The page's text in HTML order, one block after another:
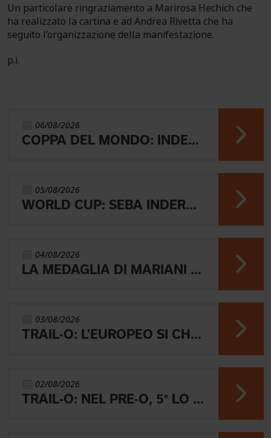
06/08/2026
COPPA DEL MONDO: INDERST 45° VINCONO AEBERSOLD E SVENSK
05/08/2026
WORLD CUP: SEBA INDERST ACCEDE ALLA FINALE A
04/08/2026
LA MEDAGLIA DI MARIANI E QUEL RICORDO CHE NON SVANISCE.
03/08/2026
TRAIL-O: L'EUROPEO SI CHIUDE CON L'ARGENTO JUNIOR, IL 4° PARALIMPICO E 5° OPEN
02/08/2026
TRAIL-O: NEL PRE-O, 5° LO JUNIOR LAMBERTINI E AARON GAIO 8°. NEI PARALIMPICI 20° GALVAN
Un particolare ringraziamento a Marirosa Hechich che
ha realizzato la cartina e ad Andrea Rivetta che ha
seguito l’organizzazione della manifestazione.
p.i.